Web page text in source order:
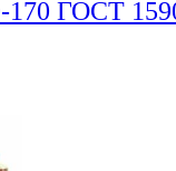
ГОСТ